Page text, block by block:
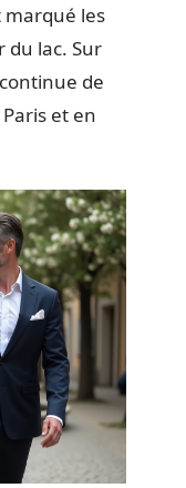
les
du lac. Sur
de
et en